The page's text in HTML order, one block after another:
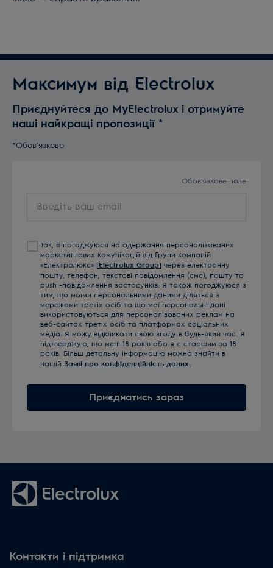
Максимум від Electrolux
Приєднуйтеся до MyElectrolux і отримуйте
наші найкращі пропозиції *
*Обов'язково
Обов'язкове поле
Так, я погоджуюся на одержання персоналізованих
маркетингових комунікацій від Групи компаній
«Електролюкс» [Electrolux Group] через електронну
пошту, телефон, текстові повідомлення (смс), пошту та
push -повідомлення застосунків. Я також погоджуюся з
тим, що моїми персональними даними діляться з
мережами третіх осіб та що мої персональні дані
використовуються для персоналізованих реклам на
веб-сайтах третіх осіб та платформах соціальних
медіа. Я можу відкликати свою згоду в будь-який час. Я
підтверджую, що мені 18 років або я є старшим за 18
років. Більш детальну інформацію можна знайти в
нашій Заяві про конфіденційність даних.
Приєднатись зараз
Контакти і підтримка